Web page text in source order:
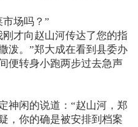
场吗？”
才向赵山河传达了您的指
泼。”郑大成在看到县委办
便转身小跑两步过去急声
闲的说道：“赵山河，郑
，你的确是被安排到档案